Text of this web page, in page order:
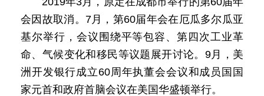
会因故取消。7月，第60届年会在厄瓜多尔瓜亚
基尔举行，会议围绕平等包容、第四次工业革
命、气候变化和移民等议题展开讨论。9月，美
洲开发银行成立60周年执董会会议和成员国国
家元首和政府首脑会议在美国华盛顿举行。